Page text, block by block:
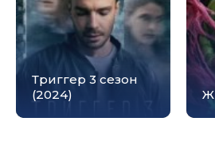
Триггер 3 сезон
(2024)